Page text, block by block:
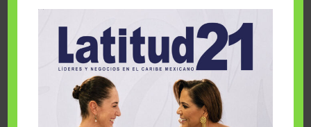
La propuesta gastronómica del hotel, liderada por la chef
Fabiola Flores en su restaurante insignia XIBA, se distingue
por una fusión entre cocina yucateca y técnicas asiáticas. Más
que una reinterpretación, se trata de un diálogo entre